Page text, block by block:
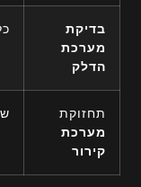
בדיקת
מערכת
הדלק
כל 6
תחזוקת
מערכת
קירור